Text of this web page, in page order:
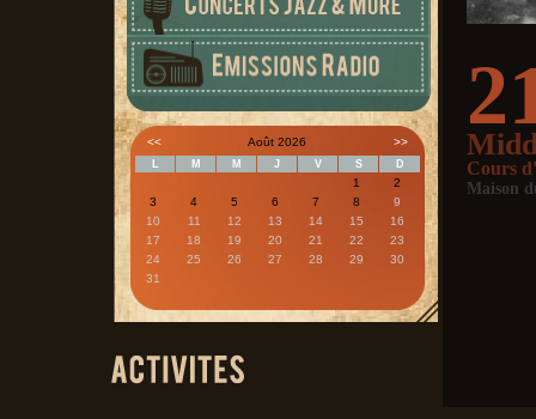
<< Août 2026 >>
L M M J V S D
1
2
3
4 5 6 7 8
9
10
11 12 13 14 15
16
17
18 19 20 21 22
23
24
25 26 27 28 29
30
31
Cours
Maison